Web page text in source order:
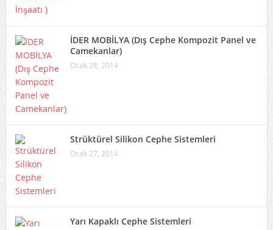
İDER MOBİLYA (Dış Cephe Kompozit Panel ve
Camekanlar)
Ocak 28, 2014
Strüktürel Silikon Cephe Sistemleri
Ocak 27, 2014
Yarı Kapaklı Cephe Sistemleri